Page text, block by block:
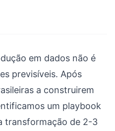
em dados não é
previsíveis. Após
a construirem
um playbook
transformação de 2-3